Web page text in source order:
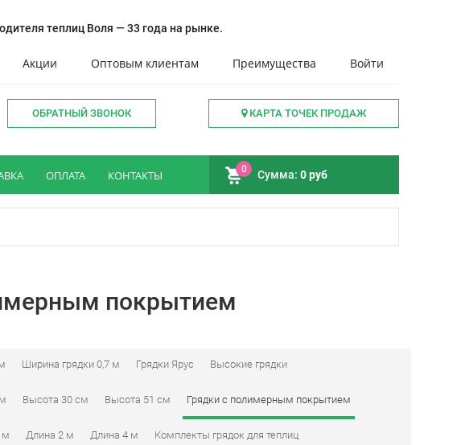
теплиц Воля — 33 года на рынке.
Акции Оптовым клиентам Преимущества Войти
КАРТА ТОЧЕК ПРОДАЖ
ОБРАТНЫЙ ЗВОНОК
ОПЛАТА КОНТАКТЫ 0 Сумма: 0 руб
покрытием
Ширина грядки 0,7 м Грядки Ярус Высокие грядки
Высота 30 см Высота 51 см Грядки с полимерным покрытием
м Длина 2 м Длина 4 м Комплекты грядок для теплиц